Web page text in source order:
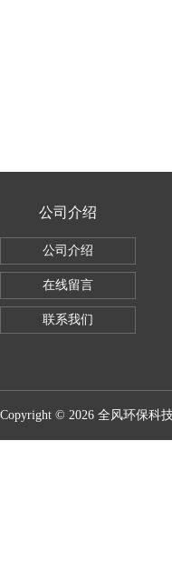
公司介绍
公司介绍
在线留言
联系我们
Copyright © 2026 全风环保科